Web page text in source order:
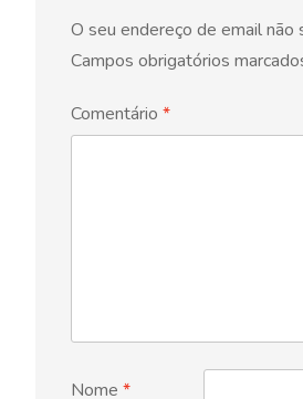
O seu endereço de email não
Campos obrigatórios
Comentário *
Nome *